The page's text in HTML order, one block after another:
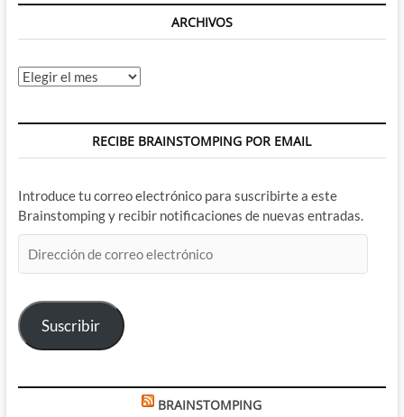
ARCHIVOS
Archivos
RECIBE BRAINSTOMPING POR EMAIL
Introduce tu correo electrónico para suscribirte a este
Brainstomping y recibir notificaciones de nuevas entradas.
de
electrónico
Suscribir
BRAINSTOMPING